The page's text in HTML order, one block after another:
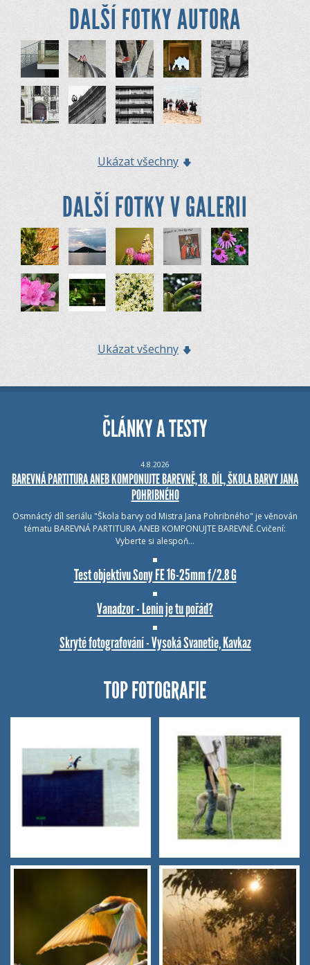
DALŠÍ FOTKY AUTORA
Ukázat všechny
DALŠÍ FOTKY V GALERII
Ukázat všechny
ČLÁNKY A TESTY
4.8.2026
BAREVNÁ PARTITURA ANEB KOMPONUJTE BAREVNĚ, 18. DÍL, ŠKOLA BARVY JANA
POHRIBNÉHO
Osmnáctý díl seriálu "Škola barvy od Mistra Jana Pohribného" je věnován
tématu BAREVNÁ PARTITURA ANEB KOMPONUJTE BAREVNĚ.Cvičení:
Vyberte si alespoň…
Test objektivu Sony FE 16-25mm f/2.8 G
Vanadzor - Lenin je tu pořád?
Skryté fotografování - Vysoká Svanetie, Kavkaz
TOP FOTOGRAFIE